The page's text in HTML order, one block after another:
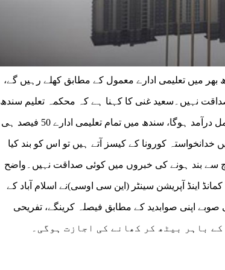
بھر میں تعلیمی ادارے معمول کے مطابق کھلے رہیں گے،
میں کوئی صداقت نہیں۔سعید غنی کا کہنا ہے کہ محکمہ تعلیم سندھ
کی اسٹیئرنگ کمیٹی کے گزشتہ اجلاس میں جو فیصلے ہوئےاسی پر عمل درآمد ہوگا، سندھ میں تمام تعلیمی ادارے 50 فیصد ہی
خدانخواستہ کورونا کے کیسز آتے ہیں تو اس کو بند کیا
وزیر تعلیم نے کہا کہ سندھ میں تعلیمی ادارے 15 مارچ سے بند ہونے کی خبروں میں کوئی صداقت نہیں۔واضح
اینڈ آپریشن سینٹر (این سی اوسی)نے اسلام آباد کے
صوبے اپنی صوابدید کے مطابق فیصلہ کرینگے، تفریحی